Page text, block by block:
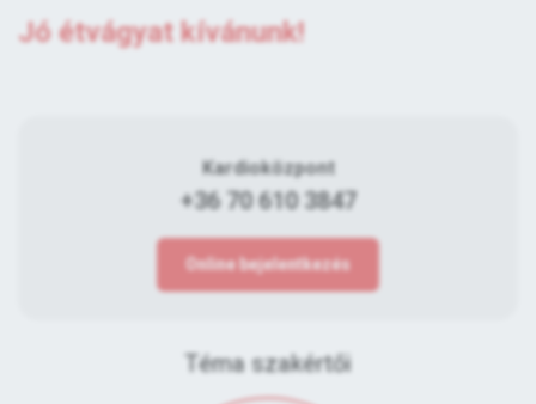
Jó étvágyat kívánunk!
Kardioközpont
+36 70 610 3847
Online bejelentkezés
Téma szakértői